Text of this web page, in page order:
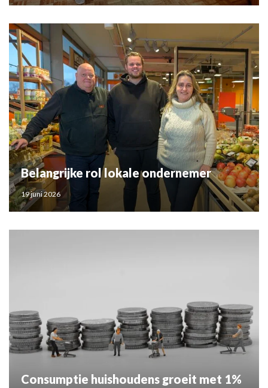
Belangrijke rol lokale ondernemer
19 juni 2026
Consumptie huishoudens groeit met 1%